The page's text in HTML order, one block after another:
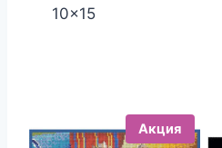
10x15
Акция